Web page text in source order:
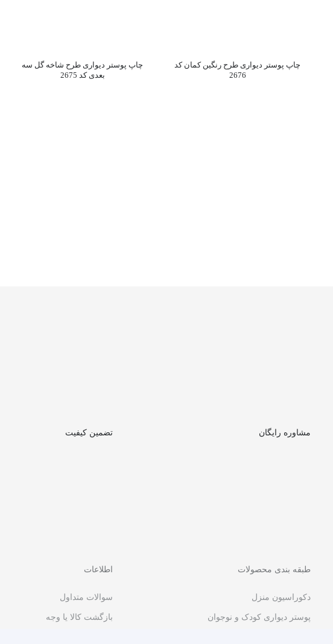
چاپ پوستر دیواری طرح رنگین کمان کد
2676
چاپ پوستر دیواری طرح شاخه گل سه
بعدی کد 2675
مشاوره رایگان تضمین کیفیت
طبقه بندی محصولات
دکوراسیون منزل
پوستر دیواری کودک و نوجوان
اطلاعات
سوالات متداول
بازگشت کالا یا وجه